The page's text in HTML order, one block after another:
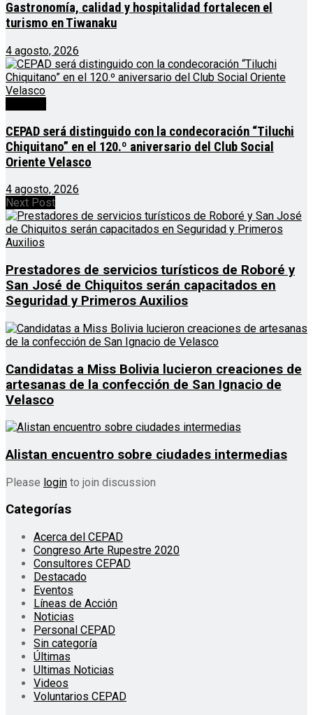
Gastronomía, calidad y hospitalidad fortalecen el
turismo en Tiwanaku
4 agosto, 2026
CEPAD será distinguido con la condecoración “Tiluchi
Chiquitano” en el 120.º aniversario del Club Social
Oriente Velasco
4 agosto, 2026
Next Post
Prestadores de servicios turísticos de Roboré y
San José de Chiquitos serán capacitados en
Seguridad y Primeros Auxilios
Candidatas a Miss Bolivia lucieron creaciones de
artesanas de la confección de San Ignacio de
Velasco
Alistan encuentro sobre ciudades intermedias
Please login to join discussion
Categorías
Acerca del CEPAD
Congreso Arte Rupestre 2020
Consultores CEPAD
Destacado
Eventos
Líneas de Acción
Noticias
Personal CEPAD
Sin categoría
Últimas
Ultimas Noticias
Videos
Voluntarios CEPAD